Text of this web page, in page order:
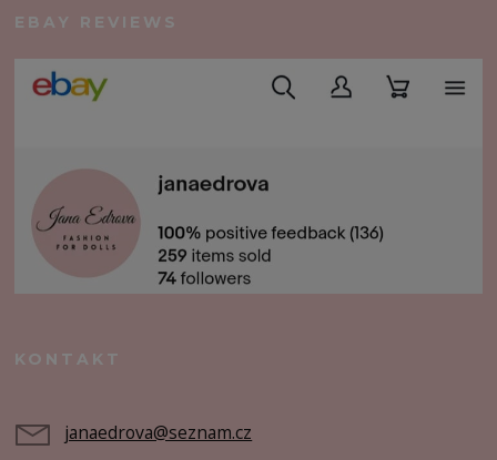
EBAY REVIEWS
KONTAKT
janaedrova@seznam.cz